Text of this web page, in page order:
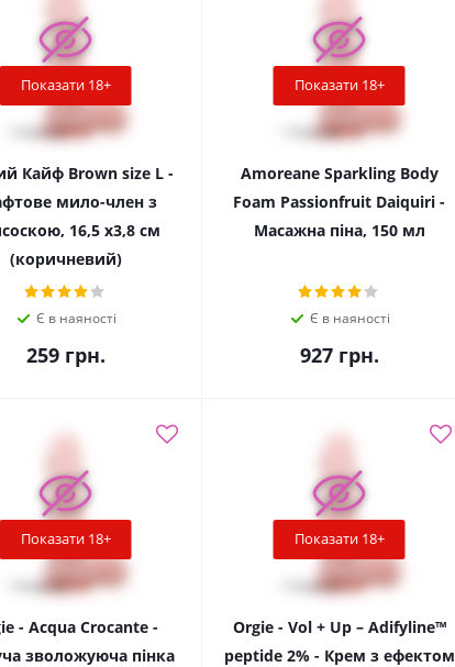
Показати 18+
Кайф Brown size L -
мило-член з
16,5 х3,8 см
(коричневий)
Є в наяності
259грн.
Показати 18+
Amoreane Sparkling Body
Foam Passionfruit Daiquiri -
Масажна піна, 150 мл
Є в наяності
927грн.
Показати 18+
- Acqua Crocante -
зволожуюча пінка
Показати 18+
Orgie - Vol + Up – Adifyline™
peptide 2% - Крем з ефектом